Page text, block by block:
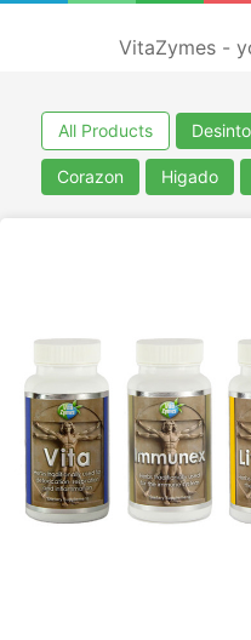
VitaZymes -
All Products
Corazon Higado